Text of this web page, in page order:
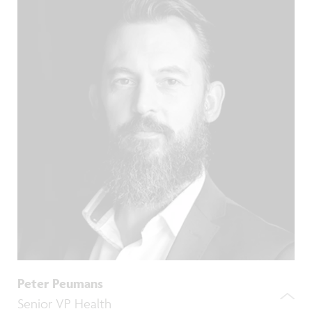
Peter Peumans
Senior VP Health